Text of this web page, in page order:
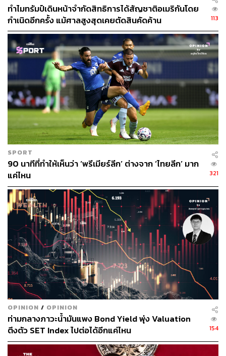
ซานเดอร์ วูชิช (Alexander Vuchich) ของเซอร์เบีย โดยเรียก
การประท้วงครั้งนี้ว่าเป็น ‘การปฏิวัติสีส้ม’ แบบเดียวกันกับที่
เคยเกิดขึ้นในยูเครนมาก่อน เพราะเริ่มมีกระแสจากกลุ่ม
พันธมิตรประเทศตะวันตก รวมถึงมีบัญชีผู้ใช้งานสื่อสังคม
ออนไลน์ของคนดังที่โปร NATO และกลุ่มประเทศตะวันตก
ต่างออกมาแสดงความเห็นสนับสนุนฝ่ายค้านเซอร์เบียไปใน
ทิศทางเดียวกันว่า ต้องโค่นล้มรัฐบาลวูชิชที่เพิ่งได้รับเลือกตั้ง
กลับมาอีกสมัย สังเกตว่าในการประท้วงมีวาทกรรมต่อต้าน
รัสเซียด้วย นักวิชาการเศรษฐศาสตร์ฝ่ายที่โปร NATO มาก
อย่าง กึนเธอร์ เฟลิงเงอร์ (Gunther Fehlinger) ถึงกับใช้
ถ้อยคำว่า “ให้ปลดปล่อยเซอร์เบียออกจากรัสเซียที่ยึดครองมา
20 ปี” จึงไม่สามารถปฏิเสธได้อย่างเต็มปากว่า รัฐบาลตะวัน
ตกไม่มีส่วนรู้เห็นกับเหตุจลาจลในครั้งนี้
อันที่จริงแล้ว เซอร์เบียคืออดีตกลุ่มประเทศยูโกสลาเวียเก่าที่
ล่มสลายไป เซอร์เบียที่เคยเป็นแกนหลักยูโกสลาเวียพื้นที่หด
เล็กลงและกลายเป็นประเทศไม่มีทางออกทางทะเล ทำให้ที่
ผ่านมาเซอร์เบียต้องค้าขายและเป็นมิตรกับยุโรป แต่ในขณะ
เดียวกันก็ทิ้งรัสเซียไม่ได้ เพราะรัสเซียกับเซอร์เบียมีภูมิหลัง
ประวัติศาสตร์ที่เป็นมิตรกันอย่างเหนียวแน่น หากมองย้อน
กลับไปในศตวรรษที่ 18 ที่รัสเซียพยายามหนุนขบวนการ
ชาตินิยมเซอร์เบียให้ปลดแอกออกจากจักรวรรดิออตโตมัน
รวมไปถึงกรณีอื่นๆ ที่รัสเซียไม่ทอดทิ้งเซอร์เบีย ชาวเซอร์เบีย
จึงมีความผูกพันกับรัสเซียในฐานะพี่น้องชาวสลาฟด้วยกัน
และที่ผ่านมาประธานาธิบดีวูชิชก็พยายามบาลานซ์นโยบายที่
เป็นมิตรกับทั้งรัสเซียและยุโรป แต่ขณะนี้ลมดูเหมือนจะ
เปลี่ยนทิศ เพราะอเล็กซานเดอร์ วูชิชเพิ่งเข้าพบทูตรัสเซียและ
ขอให้รัสเซียเข้ามาช่วยควบคุมสถานการณ์ความไม่สงบที่
กำลังเกิดขึ้น และดูเหมือนว่ากำลังจะควบคุมได้ด้วย เพราะ
ทำไมทรัมป์เดินหน้าจำกัดสิทธิการได้สัญชาติอเมริกันโดย
กำเนิดอีกครั้ง แม้ศาลสูงสุดเคยตัดสินคัดค้าน
113
SPORT
90 นาทีที่ทำให้เห็นว่า ‘พรีเมียร์ลีก’ ต่างจาก ‘ไทยลีก’ มาก
แค่ไหน
321
OPINION / OPINION
ท่ามกลางภาวะน้ำมันแพง Bond Yield พุ่ง Valuation
ตึงตัว SET Index ไปต่อได้อีกแค่ไหน
154